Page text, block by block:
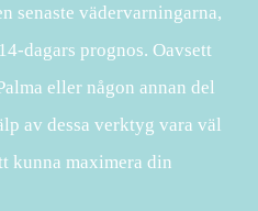
senaste vädervarningarna,
dagars prognos. Oavsett
eller någon annan del
av dessa verktyg vara väl
kunna maximera din